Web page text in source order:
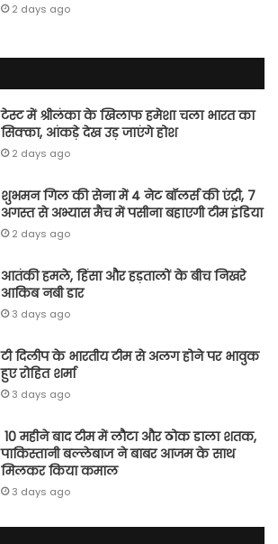
2 days ago
टेस्ट में श्रीलंका के खिलाफ हमेशा चला भारत का
सिक्का, आंकड़े देख उड़ जाएंगे होश
2 days ago
शुभमन गिल की सेना में 4 नेट बॉलर्स की एंट्री, 7
अगस्त से अभ्यास मैच में पसीना बहाएगी टीम इंडिया
2 days ago
आतंकी हमले, हिंसा और हड़तालों के बीच निखरे
आकिब नबी डार
3 days ago
टी दिलीप के भारतीय टीम से अलग होने पर भावुक
हुए रोहित शर्मा
3 days ago
10 महीने बाद टीम में लौटा और ठोक डाला शतक,
पाकिस्तानी बल्लेबाज ने बाबर आजम के साथ
मिलकर किया कमाल
3 days ago